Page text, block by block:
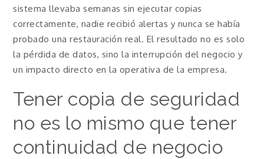
sistema llevaba semanas sin ejecutar copias
correctamente, nadie recibió alertas y nunca se había
probado una restauración real. El resultado no es solo
la pérdida de datos, sino la interrupción del negocio y
un impacto directo en la operativa de la empresa.
Tener copia de seguridad
no es lo mismo que tener
continuidad de negocio